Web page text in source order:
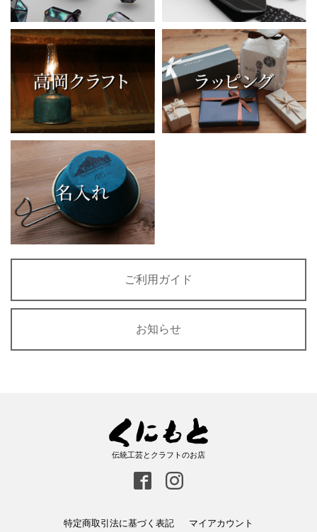
ご利用ガイド
お知らせ
伝統工芸とクラフトのお店
特定商取引法に基づく表記 マイアカウント